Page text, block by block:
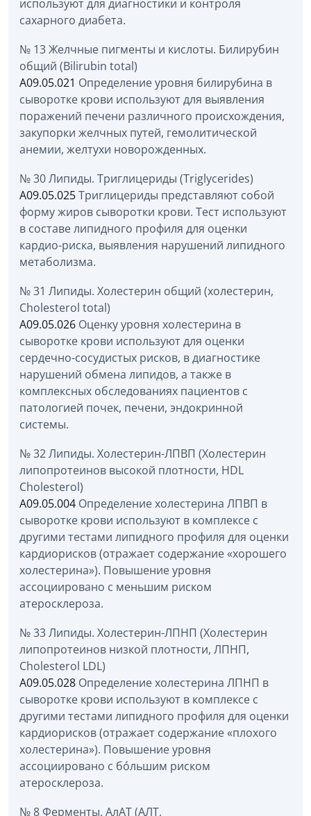
используют для диагностики и контроля
сахарного диабета.
№ 13 Желчные пигменты и кислоты. Билирубин
общий (Bilirubin total)
A09.05.021 Определение уровня билирубина в
сыворотке крови используют для выявления
поражений печени различного происхождения,
закупорки желчных путей, гемолитической
анемии, желтухи новорожденных.
№ 30 Липиды. Триглицериды (Triglycerides)
A09.05.025Триглицериды представляют собой
форму жиров сыворотки крови. Тест используют
в составе липидного профиля для оценки
кардио-риска, выявления нарушений липидного
метаболизма.
№ 31 Липиды. Холестерин общий (холестерин,
Cholesterol total)
A09.05.026 Оценку уровня холестерина в
сыворотке крови используют для оценки
сердечно-сосудистых рисков, в диагностике
нарушений обмена липидов, а также в
комплексных обследованиях пациентов с
патологией почек, печени, эндокринной
системы.
№ 32 Липиды. Холестерин-ЛПВП (Холестерин
липопротеинов высокой плотности, HDL
Cholesterol)
A09.05.004 Определение холестерина ЛПВП в
сыворотке крови используют в комплексе с
другими тестами липидного профиля для оценки
кардиорисков (отражает содержание «хорошего
холестерина»). Повышение уровня
ассоциировано с меньшим риском
атеросклероза.
№ 33 Липиды. Холестерин-ЛПНП (Холестерин
липопротеинов низкой плотности, ЛПНП,
Cholesterol LDL)
A09.05.028 Определение холестерина ЛПНП в
сыворотке крови используют в комплексе с
другими тестами липидного профиля для оценки
кардиорисков (отражает содержание «плохого
холестерина»). Повышение уровня
ассоциировано с бóльшим риском
атеросклероза.
№ 8 Ферменты. АлАТ (АЛТ,